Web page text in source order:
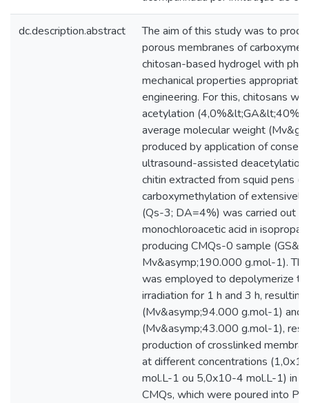
dc.description.abstract
The aim of this study was to
porous membranes of
chitosan-based hydrogel with
mechanical properties
engineering. For this, chitosans
acetylation (4,0%&lt;GA&lt;40%)
average molecular weight
produced by application of
ultrasound-assisted
chitin extracted from squid pens
carboxymethylation of
(Qs-3; DA=4%) was carried out
monochloroacetic acid in
producing CMQs-0 sample
Mv&asymp;190.000 g.mol-1).
was employed to depolymerize
irradiation for 1 h and 3 h,
(Mv&asymp;94.000 g.mol-1) and
(Mv&asymp;43.000 g.mol-1),
production of crosslinked
at different concentrations
mol.L-1 ou 5,0x10-4 mol.L-1) in
CMQs, which were poured into